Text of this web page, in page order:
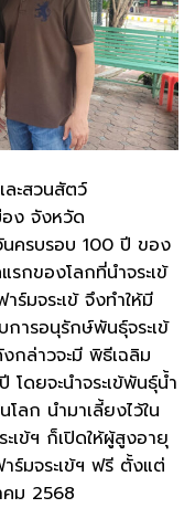
ะสวนสัตว์
อง จังหวัด
นครบรอบ 100 ปี ของ
กของโลกที่นำจระเข้
ร์มจระเข้ จึงทำให้มี
การอนุรักษ์พันธุ์จระเข้
กล่าวจะมี พิธีเฉลิม
ดยจะนำจระเข้พันธุ์น้ำ
ลก นำมาเลี้ยงไว้ใน
เข้ฯ ก็เปิดให้ผู้สูงอายุ
ร์มจระเข้ฯ ฟรี ตั้งแต่
ม 2568